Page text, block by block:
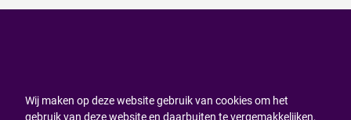
Wij maken op deze website gebruik van cookies om het
gebruik van deze website en daarbuiten te vergemakkelijken,